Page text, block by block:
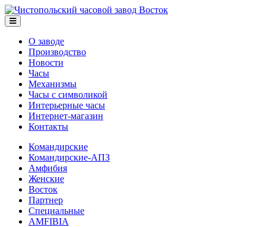
О заводе
Производство
Новости
Часы
Механизмы
Часы с символикой
Интерьерные часы
Интернет-магазин
Контакты
Командирские
Командирские-АПЗ
Амфибия
Женские
Восток
Партнер
Специальные
AMFIBIA